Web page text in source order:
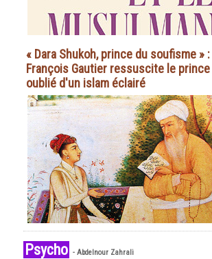
« Dara Shukoh, prince du soufisme » :
François Gautier ressuscite le prince
oublié d'un islam éclairé
Psycho - Abdelnour Zahrali